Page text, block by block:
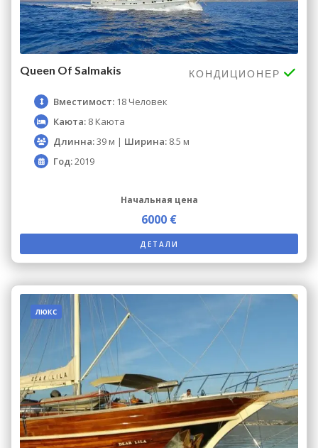
Queen Of Salmakis КОНДИЦИОНЕР
Вместимост: 18 Человек
Каюта: 8 Каюта
Длинна:39 м | Ширина: 8.5 м
Год:2019
Начальная цена
6000 €
ДЕТАЛИ
люкс